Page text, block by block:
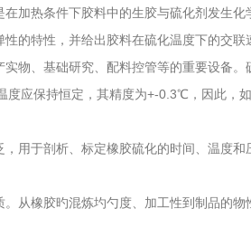
热条件下胶料中的生胶与硫化剂发生化
的特性，并给出胶料在硫化温度下的交
物、基础研究、配料控管等的重要设备
应保持恒定，其精度为+-0.3℃，因此，
于剖析、标定橡胶硫化的时间、温度和
橡胶旳混炼圴勺度、加工性到制品的物